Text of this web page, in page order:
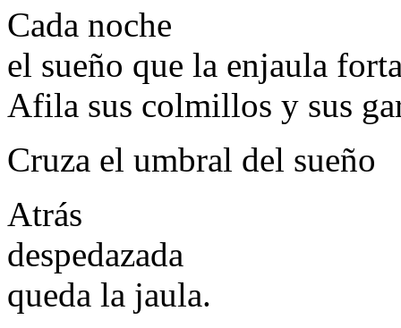
Cada noche
el sueño que la enjaula
Afila sus colmillos y sus
Cruza el umbral del sueño
Atrás
despedazada
queda la jaula.